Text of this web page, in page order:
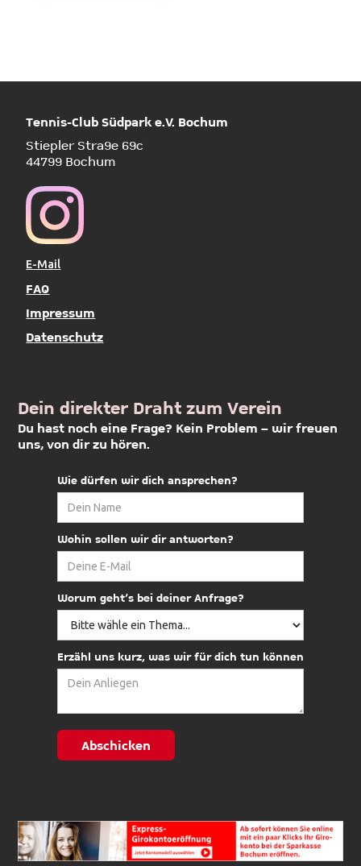
Tennis-Club Südpark e.V. Bochum
Stiepler Stra9e 69c
44799 Bochum
E-Mail
FAQ
Impressum
Datenschutz
Dein direkter Draht zum Verein
Du hast noch eine Frage? Kein Problem – wir freuen
uns, von dir zu hören.
Wie dürfen wir dich ansprechen?
Wohin sollen wir dir antworten?
Worum geht’s bei deiner Anfrage?
Erzähl uns kurz, was wir für dich tun können